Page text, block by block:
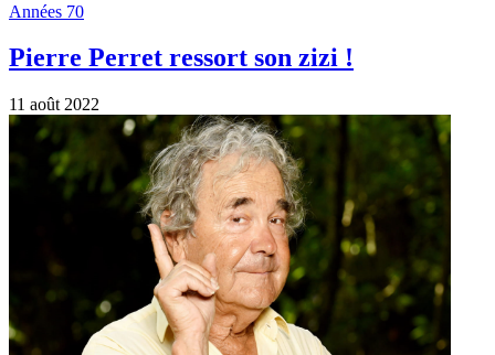
Années 70
Pierre Perret ressort son zizi !
11 août 2022